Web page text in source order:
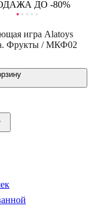
ДО -80%
игра Alatoys
Фрукты / МКФ02